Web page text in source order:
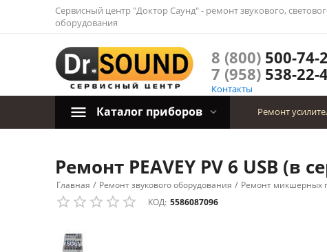
Сервисный центр "Доктор Саунд" - ремонт звукового,
оборудования
8 (800)500-74-
7 (958)538-22-
Контакты
Каталог приборов Ремонт
Ремонт PEAVEY PV 6 USB (в
Главная / Ремонт звукового оборудования / Ремонт микшерных
КОД: 5586087096